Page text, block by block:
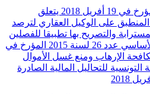
قرار من وزير التجارة مؤرخ في 19 أفريل 2018 يتعلق
على الوكيل العقاري لترصد
والتصريح بها تطبيقا للفصلين
107 و115 من القانون الأساسي عدد 26 لسنة 2015 المؤرخ في
بمكافحة الإرهاب ومنع غسل الأموال
التونسية للتحاليل المالية الصادرة